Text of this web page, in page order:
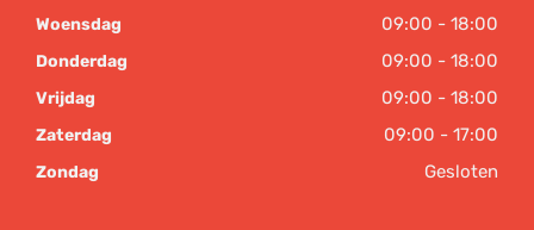
Woensdag 09:00 - 18:00
Donderdag 09:00 - 18:00
Vrijdag 09:00 - 18:00
Zaterdag 09:00 - 17:00
Zondag Gesloten